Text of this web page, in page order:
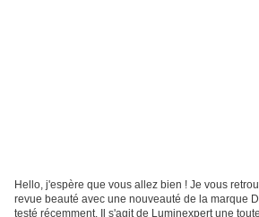
Hello, j'espère que vous allez bien ! Je vous
revue beauté avec une nouveauté de la marque
testé récemment. Il s'agit de Luminexpert une